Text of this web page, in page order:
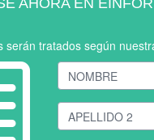
AHORA EN
serán tratados según